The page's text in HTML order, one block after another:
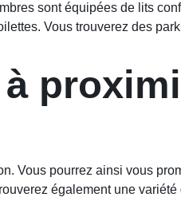
sont équipées de lits
Vous trouverez des
Vous pourrez ainsi vous
également une